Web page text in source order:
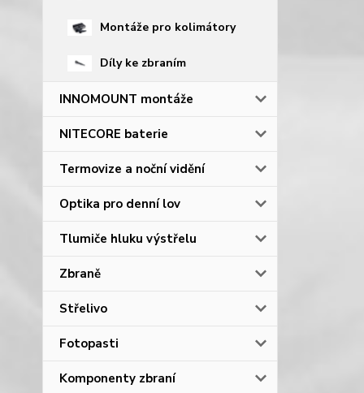
Montáže pro kolimátory
Díly ke zbraním
INNOMOUNT montáže
NITECORE baterie
Termovize a noční vidění
Optika pro denní lov
Tlumiče hluku výstřelu
Zbraně
Střelivo
Fotopasti
Komponenty zbraní